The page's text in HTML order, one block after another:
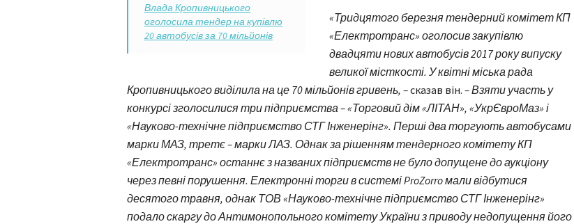
Влада Кропивницького
оголосила тендер на купівлю
20 автобусів за 70 мільйонів
«Тридцятого березня тендерний комітет КП
«Електротранс» оголосив закупівлю
двадцяти нових автобусів 2017 року випуску
великої місткості. У квітні міська рада
Кропивницького виділила на це 70 мільйонів гривень, –сказав він. – Взяти участь у
конкурсі зголосилися три підприємства – «Торговий дім «ЛІТАН», «УкрЄвроМаз» і
«Науково-технічне підприємство СТГ Інженерінг». Перші два торгують автобусами
марки МАЗ, третє – марки ЛАЗ. Однак за рішенням тендерного комітету КП
«Електротранс» останнє з названих підприємств не було допущене до аукціону
через певні порушення. Електронні торги в системі ProZorro мали відбутися
десятого травня, однак ТОВ «Науково-технічне підприємство СТГ Інженерінг»
подало скаргу до Антимонопольного комітету України з приводу недопущення його